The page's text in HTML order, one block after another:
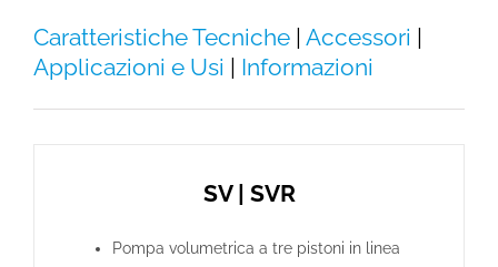
Caratteristiche Tecniche | Accessori |
Applicazioni e Usi | Informazioni
SV | SVR
Pompa volumetrica a tre pistoni in linea